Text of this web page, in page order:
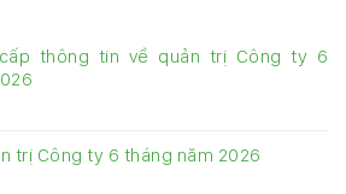
thông tin về quản trị Công ty 6
trị Công ty 6 tháng năm 2026